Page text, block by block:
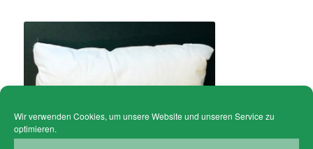
Wir verwenden Cookies, um unsere Website und unseren Service zu
optimieren.